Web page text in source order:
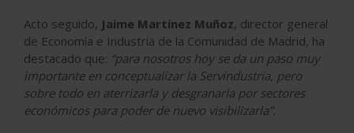
Acto seguido, Jaime Martínez Muñoz, director general
de Economía e Industria de la Comunidad de Madrid, ha
destacado que: “para nosotros hoy se da un paso muy
importante en conceptualizar la Servindustria, pero
sobre todo en aterrizarla y desgranarla por sectores
económicos para poder de nuevo visibilizarla”.